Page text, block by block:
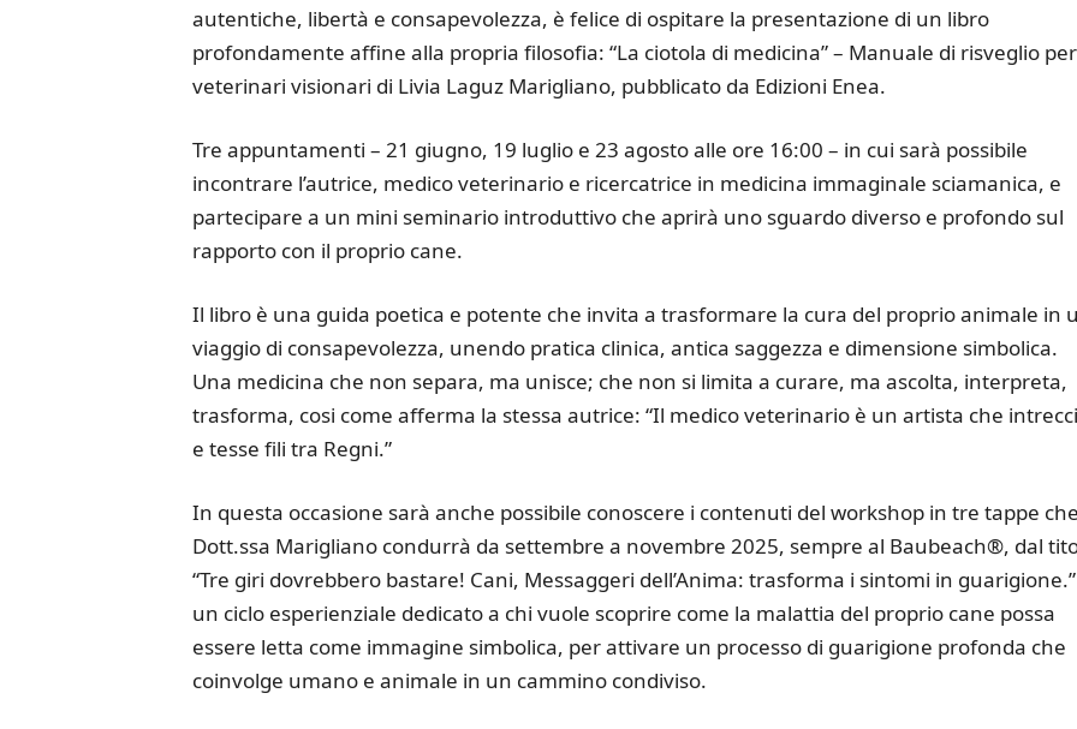
autentiche, libertà e consapevolezza, è felice di ospitare la presentazione di un libro
profondamente affine alla propria filosofia: “La ciotola di medicina” – Manuale di risveglio per
veterinari visionari di Livia Laguz Marigliano, pubblicato da Edizioni Enea.
Tre appuntamenti – 21 giugno, 19 luglio e 23 agosto alle ore 16:00 – in cui sarà possibile
incontrare l’autrice, medico veterinario e ricercatrice in medicina immaginale sciamanica, e
partecipare a un mini seminario introduttivo che aprirà uno sguardo diverso e profondo sul
rapporto con il proprio cane.
Il libro è una guida poetica e potente che invita a trasformare la cura del proprio animale in
viaggio di consapevolezza, unendo pratica clinica, antica saggezza e dimensione simbolica.
Una medicina che non separa, ma unisce; che non si limita a curare, ma ascolta, interpreta,
trasforma, cosi come afferma la stessa autrice: “Il medico veterinario è un artista che
e tesse fili tra Regni.”
In questa occasione sarà anche possibile conoscere i contenuti del workshop in tre tappe
Dott.ssa Marigliano condurrà da settembre a novembre 2025, sempre al Baubeach®, dal
“Tre giri dovrebbero bastare! Cani, Messaggeri dell’Anima: trasforma i sintomi in
un ciclo esperienziale dedicato a chi vuole scoprire come la malattia del proprio cane possa
essere letta come immagine simbolica, per attivare un processo di guarigione profonda che
coinvolge umano e animale in un cammino condiviso.